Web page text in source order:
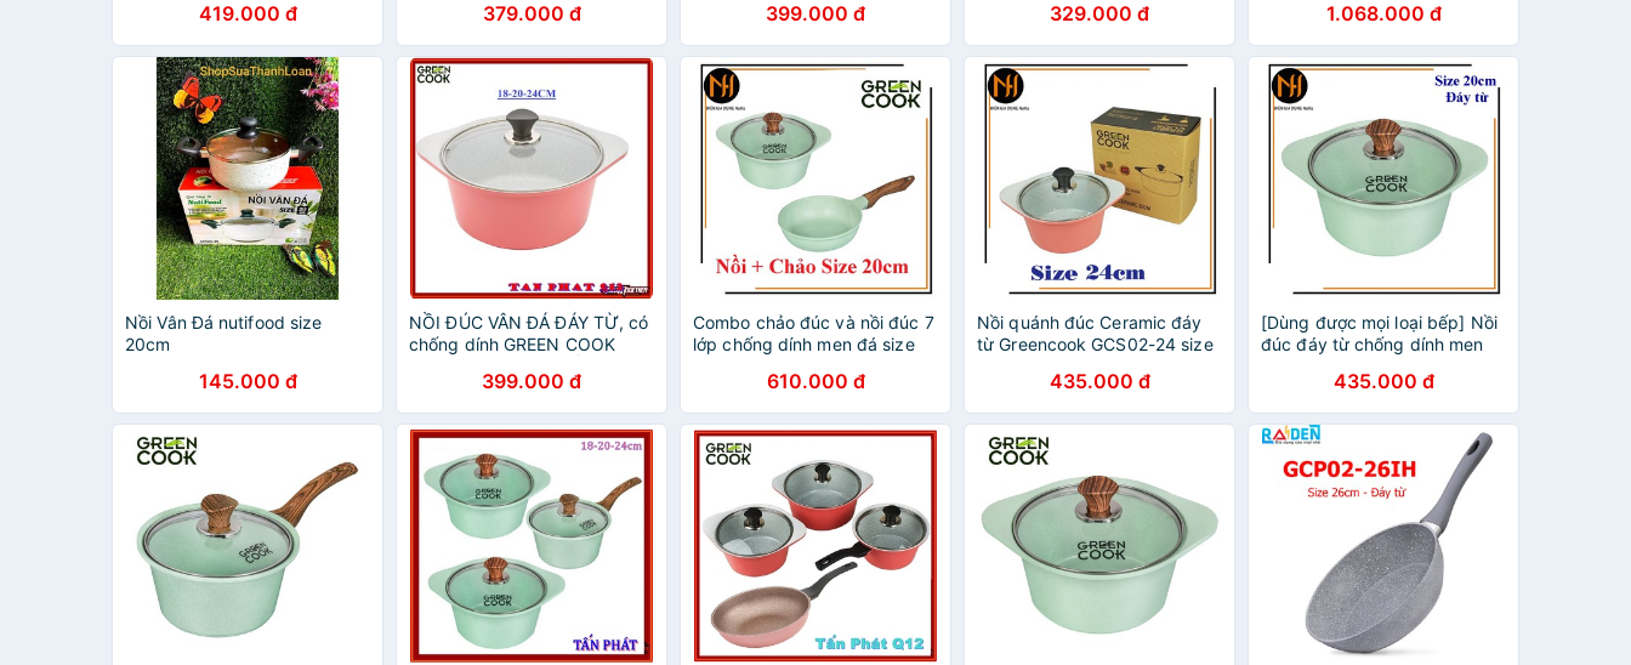
419.000 đ 379.000 đ 399.000 đ 329.000 đ 1.068.000 đ
Nồi Vân Đá nutifood size
20cm
145.000 đ
NỒI ĐÚC VÂN ĐÁ ĐÁY TỪ, có
chống dính GREEN COOK
399.000 đ
Combo chảo đúc và nồi đúc 7
lớp chống dính men đá size
loại bếp Greencook-Hàng
chính hãng
610.000 đ
Nồi quánh đúc Ceramic đáy
từ Greencook GCS02-24 size
435.000 đ
[Dùng được mọi loại bếp] Nồi
đúc đáy từ chống dính men
435.000 đ